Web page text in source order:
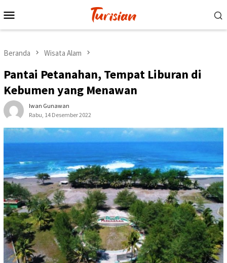
ke
Mobile
Beranda Wisata Alam
Pantai Petanahan, Tempat Liburan di
Kebumen yang Menawan
Iwan Gunawan
Rabu, 14 Desember 2022